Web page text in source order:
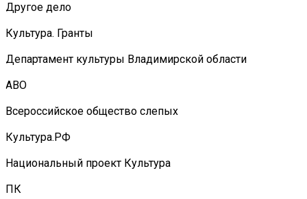
Другое дело
Культура. Гранты
Департамент культуры Владимирской области
АВО
Всероссийское общество слепых
Культура.РФ
Национальный проект Культура
ПК